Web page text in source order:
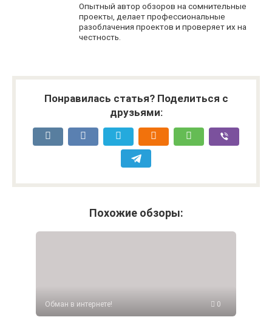
Опытный автор обзоров на сомнительные
проекты, делает профессиональные
разоблачения проектов и проверяет их на
честность.
Понравилась статья? Поделиться с
друзьями:
Похожие обзоры:
Обман в интернете! 0